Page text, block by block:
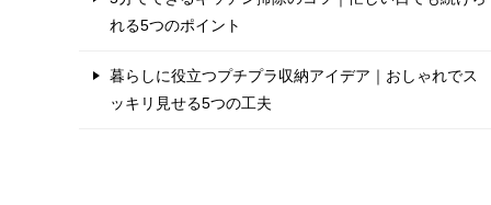
れる5つのポイント
暮らしに役立つプチプラ収納アイデア｜おしゃれでス
ッキリ見せる5つの工夫